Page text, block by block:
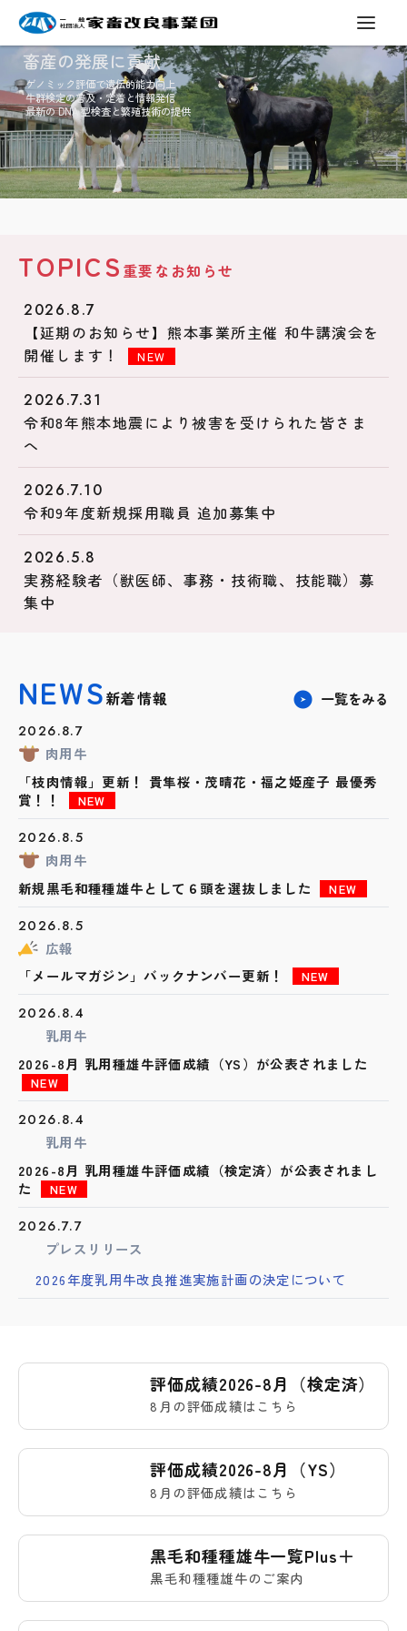
畜産の発展に貢献
ゲノミック評価で遺伝的能力向上
牛群検定の普及・定着と情報発信
最新の DNA 型検査と繁殖技術の提供
TOPICS 重要なお知らせ
2026.8.7
【延期のお知らせ】熊本事業所主催 和牛講演会を
開催します！
NEW
2026.7.31
令和8年熊本地震により被害を受けられた皆さま
へ
2026.7.10
令和9年度新規採用職員 追加募集中
2026.5.8
実務経験者（獣医師、事務・技術職、技能職）募
集中
NEWS新着情報 一覧をみる
2026.8.7
肉用牛
「枝肉情報」更新！ 貴隼桜・茂晴花・福之姫産子 最優秀
賞！！
NEW
2026.8.5
肉用牛
新規黒毛和種種雄牛として６頭を選抜しました
NEW
2026.8.5
広報
「メールマガジン」バックナンバー更新！
NEW
2026.8.4
乳用牛
2026-8月 乳用種雄牛評価成績（YS）が公表されました
NEW
2026.8.4
乳用牛
2026-8月 乳用種雄牛評価成績（検定済）が公表されまし
た
NEW
2026.7.7
プレスリリース
2026年度乳用牛改良推進実施計画の決定について
評価成績2026-8月（検定済）
8月の評価成績はこちら
評価成績2026-8月（YS）
8月の評価成績はこちら
黒毛和種種雄牛一覧Plus＋
黒毛和種種雄牛のご案内